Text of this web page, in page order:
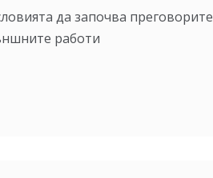
да започва преговорите
работи